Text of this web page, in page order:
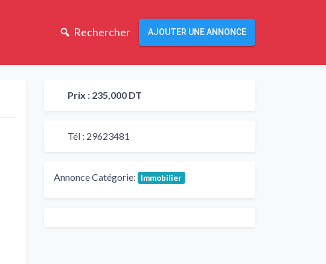
Rechercher AJOUTER UNE ANNONCE
Prix : 235,000 DT
Tél : 29623481
Annonce Catégorie: Immobilier